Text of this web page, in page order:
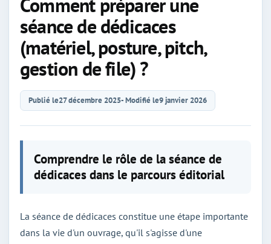
séance de dédicaces
(matériel, posture, pitch,
gestion de file) ?
Publié le27 décembre 2025- Modifié le9 janvier 2026
Comprendre le rôle de la séance de
dédicaces dans le parcours éditorial
La séance de dédicaces constitue une étape importante
dans la vie d'un ouvrage, qu'il s'agisse d'une